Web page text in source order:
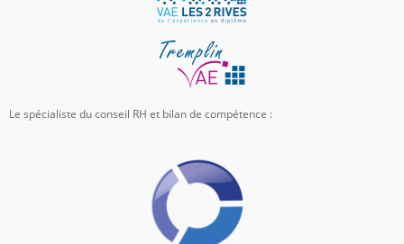
Le spécialiste du conseil RH et bilan de compétence :